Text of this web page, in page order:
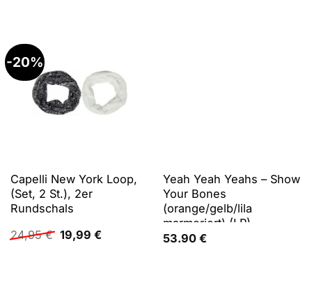
-20%
Capelli New York Loop,
(Set, 2 St.), 2er
Rundschals
24,95€ Ursprünglicher
Preis
19,99 €Aktueller
Yeah Yeah Yeahs – Show
Your Bones
(orange/gelb/lila
marmoriert) (LP),
Schallplatten
53.90 €